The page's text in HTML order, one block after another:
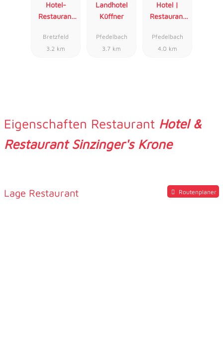
Hotel-
Restaurant
Bretzfeld
3.2 km
Landhotel
Küffner
Pfedelbach
3.7 km
Hotel |
Restaurant
Pfedelbach
4.0 km
Eigenschaften Restaurant Hotel &
Restaurant Sinzinger's Krone
Lage Restaurant Routenplaner